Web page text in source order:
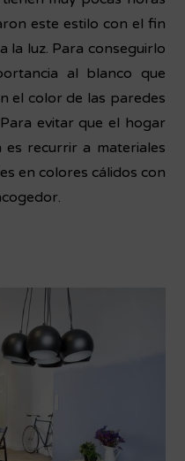
este estilo con el fin
la luz. Para conseguirlo
al blanco que
el color de las paredes
evitar que el hogar
recurrir a materiales
en colores cálidos con